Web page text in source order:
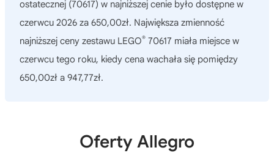
ostatecznej (70617) w najniższej cenie było dostępne w
czerwcu 2026 za 650,00zł. Największa zmienność
najniższej ceny zestawu LEGO® 70617 miała miejsce w
czerwcu tego roku, kiedy cena wachała się pomiędzy
650,00zł a 947,77zł.
Oferty Allegro